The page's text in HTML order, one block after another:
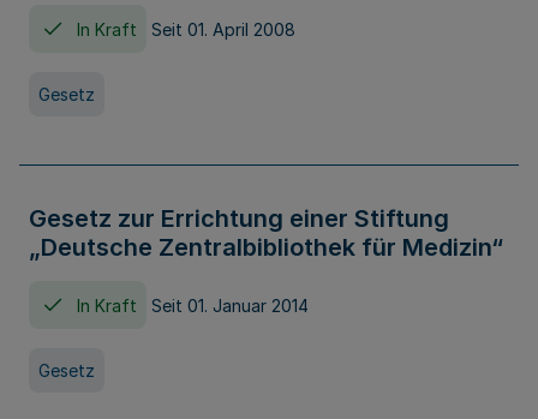
In Kraft Seit 01. April 2008
Gesetz
Gesetz zur Errichtung einer Stiftung
„Deutsche Zentralbibliothek für Medizin“
In Kraft Seit 01. Januar 2014
Gesetz